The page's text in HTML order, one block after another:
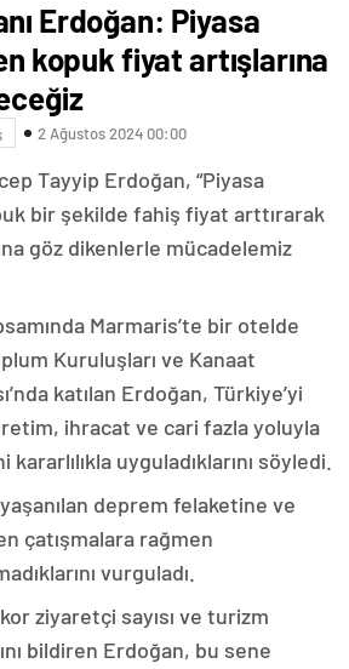
Erdoğan: Piyasa
kopuk fiyat artışlarına
2 Ağustos 2024 00:00
Tayyip Erdoğan, “Piyasa
bir şekilde fahiş fiyat arttırarak
göz dikenlerle mücadelemiz
Marmaris’te bir otelde
Kuruluşları ve Kanaat
katılan Erdoğan, Türkiye’yi
ihracat ve cari fazla yoluyla
uyguladıklarını söyledi.
deprem felaketine ve
çatışmalara rağmen
vurguladı.
ziyaretçi sayısı ve turizm
bildiren Erdoğan, bu sene